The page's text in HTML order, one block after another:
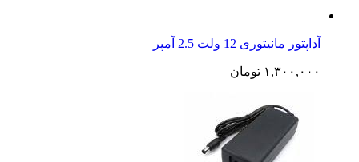
آداپتور مانیتوری 12 ولت 2.5 آمپر
۱,۳۰۰,۰۰۰ تومان